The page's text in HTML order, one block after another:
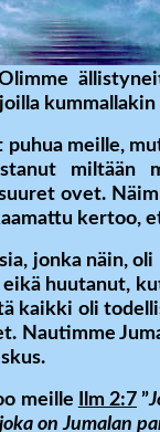
kummallakin
puhua meille,
miltään
ovet.
kertoo,
jonka näin,
huutanut,
kaikki oli
Nautimme
meille Ilm 2:7 ”
on Jumalan